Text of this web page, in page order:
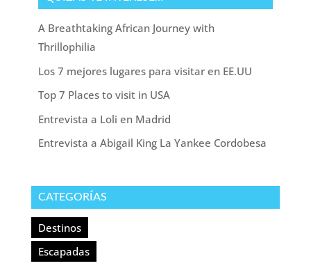
A Breathtaking African Journey with
Thrillophilia
Los 7 mejores lugares para visitar en EE.UU
Top 7 Places to visit in USA
Entrevista a Loli en Madrid
Entrevista a Abigail King La Yankee Cordobesa
CATEGORÍAS
Destinos
Escapadas